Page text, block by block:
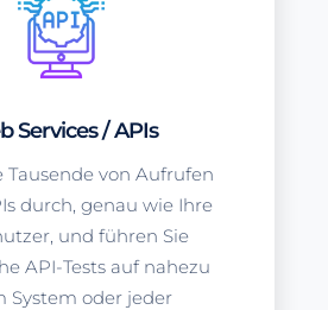
Services / APIs
Tausende von Aufrufen
durch, genau wie Ihre
und führen Sie
API-Tests auf nahezu
System oder jeder